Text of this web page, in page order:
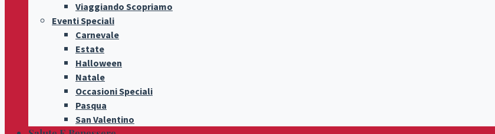
Viaggiando Scopriamo
Eventi Speciali
Carnevale
Estate
Halloween
Natale
Occasioni Speciali
Pasqua
San Valentino